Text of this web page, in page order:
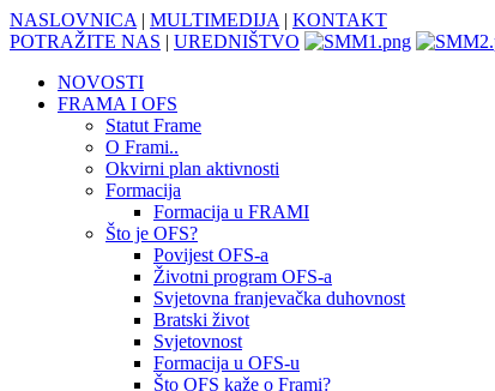
NASLOVNICA | MULTIMEDIJA | KONTAKT
POTRAŽITE NAS | UREDNIŠTVO
NOVOSTI
FRAMA I OFS
Statut Frame
O Frami..
Okvirni plan aktivnosti
Formacija
Formacija u FRAMI
Što je OFS?
Povijest OFS-a
Životni program OFS-a
Svjetovna franjevačka duhovnost
Bratski život
Svjetovnost
Formacija u OFS-u
Što OFS kaže o Frami?